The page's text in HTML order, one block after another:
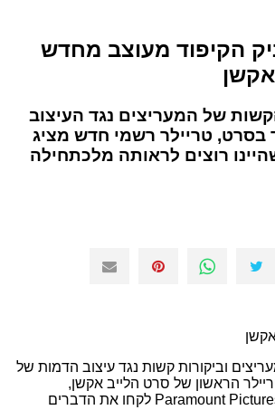
הקיפוד מעוצב מחדש
של המעריצים נגד העיצוב
בסרט, טריילר רשמי חדש מציג
רוצים לראותה מלכתחילה
וביקורות קשות נגד עיצוב הדמות של
הראשון של סרט הלייב אקשן,
הקודקודים באולפני Paramount Pictures לקחו את הדברים